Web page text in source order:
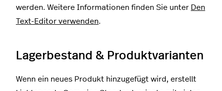
werden. Weitere Informationen finden Sie unter Den
Text-Editor verwenden.
Lagerbestand & Produktvarianten
Wenn ein neues Produkt hinzugefügt wird, erstellt